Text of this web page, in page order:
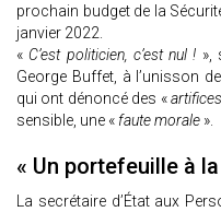
prochain budget de la
janvier 2022.
« C’est politicien, c’est nul ! »,
George Buffet, à l’unisson
qui ont dénoncé des «
sensible, une « faute morale ».
« Un portefeuille à
La secrétaire d’État aux